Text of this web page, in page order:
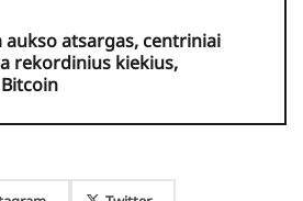
aukso atsargas, centriniai
rekordinius kiekius,